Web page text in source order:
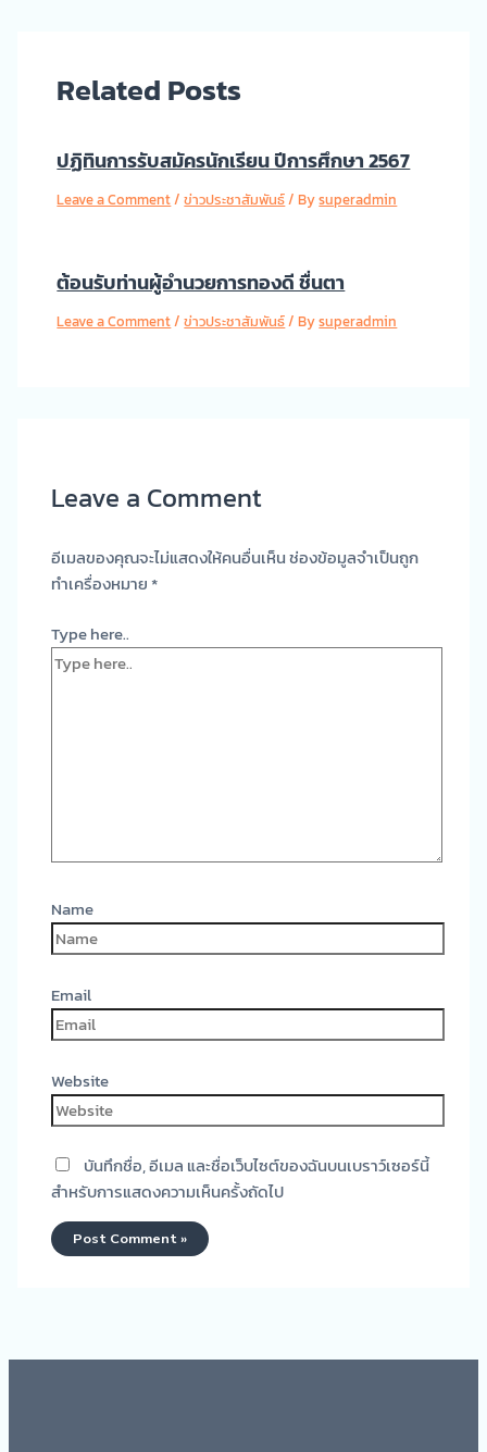
Related Posts
ปฏิทินการรับสมัครนักเรียน ปีการศึกษา 2567
Leave a Comment/ข่าวประชาสัมพันธ์/ Bysuperadmin
ต้อนรับท่านผู้อำนวยการทองดี ชื่นตา
Leave a Comment/ข่าวประชาสัมพันธ์/ Bysuperadmin
Leave a Comment
อีเมลของคุณจะไม่แสดงให้คนอื่นเห็นช่องข้อมูลจำเป็นถูก
ทำเครื่องหมาย*
Type here..
Name
Email
Website
บันทึกชื่อ, อีเมล และชื่อเว็บไซต์ของฉันบนเบราว์เซอร์นี้
สำหรับการแสดงความเห็นครั้งถัดไป